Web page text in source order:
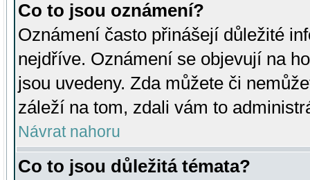
Co to jsou oznámení?
Oznámení často přinášejí důležité
nejdříve. Oznámení se objevují na
jsou uvedeny. Zda můžete či
záleží na tom, zdali vám to
Návrat nahoru
Co to jsou důležitá témata?